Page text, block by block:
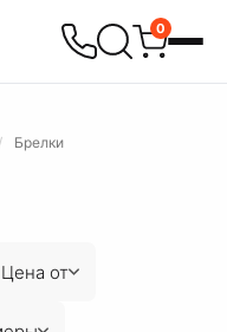
0
Брелки
Цена от